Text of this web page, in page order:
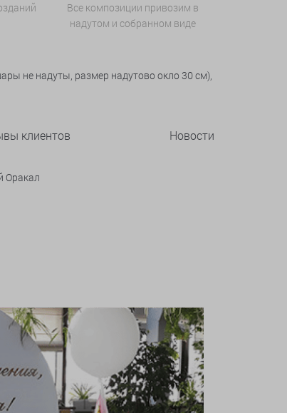
Все композиции привозим в
надутом и собранном виде
не надуты, размер надутово окло 30 см),
клиентов Новости
Оракал